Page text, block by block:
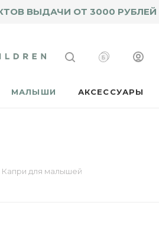
ВЫДАЧИ ОТ 3000 РУБЛЕЙ
МАЛЫШИ АКСЕССУАРЫ
Капри для малышей